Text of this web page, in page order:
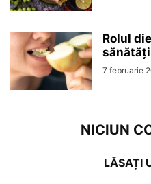
Rolul
7 februarie
NICIUN
LĂSAȚI